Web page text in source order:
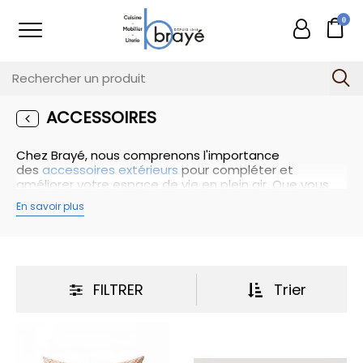
0
ACCESSOIRES
Chez Brayé, nous comprenons l'importance
des accessoires extérieurs pour compléter et
améliorer votre espace de vie en plein air. Que vous
recherchiez des éléments fonctionnels, décoratifs ou
les deux, notre sélection d'accessoires extérieurs est
extérieurs, allant des coussins aux housses de
coussins en passant par les tapis. Nos produits sont
soigneusement sélectionnés pour leur design
multitude de couleurs, de motifs et de textures pour
En savoir plus
FILTRER Trier